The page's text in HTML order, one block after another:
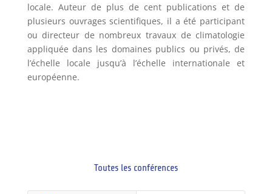
locale. Auteur de plus de cent publications et de
plusieurs ouvrages scientifiques, il a été participant
ou directeur de nombreux travaux de climatologie
appliquée dans les domaines publics ou privés, de
l’échelle locale jusqu’à l’échelle internationale et
européenne.
Toutes les conférences